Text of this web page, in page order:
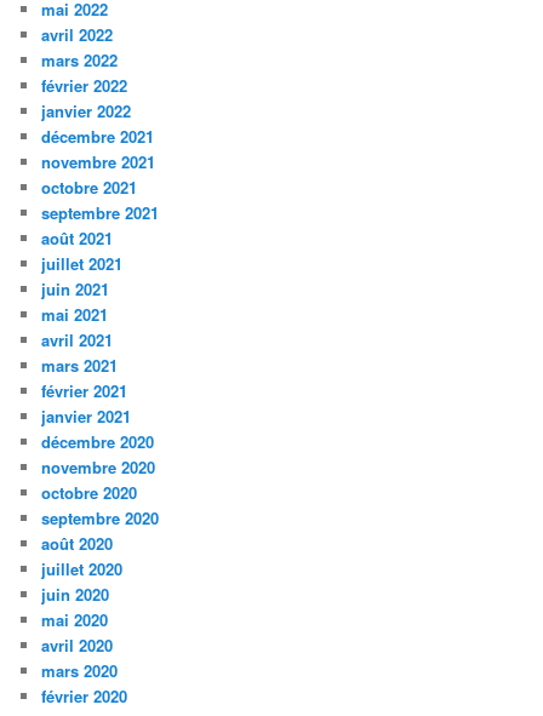
mai 2022
avril 2022
mars 2022
février 2022
janvier 2022
décembre 2021
novembre 2021
octobre 2021
septembre 2021
août 2021
juillet 2021
juin 2021
mai 2021
avril 2021
mars 2021
février 2021
janvier 2021
décembre 2020
novembre 2020
octobre 2020
septembre 2020
août 2020
juillet 2020
juin 2020
mai 2020
avril 2020
mars 2020
février 2020